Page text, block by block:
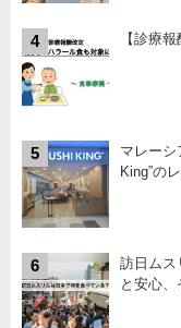
4 【診療
5
マレーシ
King”の
6
訪日ム
と安心、